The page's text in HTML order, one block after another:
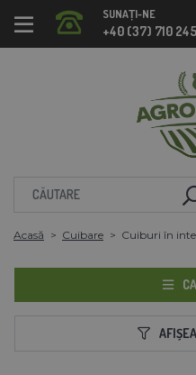
SUNAȚI-NE
+40 (37) 710
Acasă Cuibare Cuiburi în